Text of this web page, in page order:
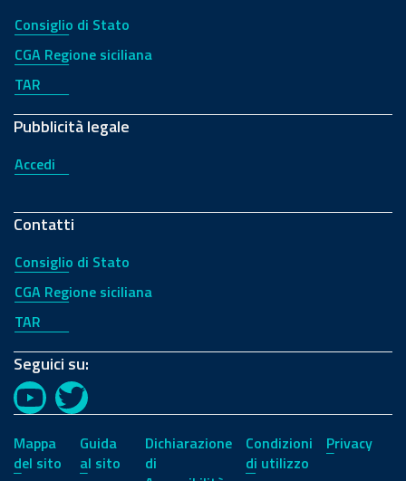
Consiglio di Stato
CGA Regione siciliana
TAR
Pubblicità legale
Accedi
Contatti
Consiglio di Stato
CGA Regione siciliana
TAR
Seguici su:
YouTubeTwitter
Mappa
del sito
Guida
al sito
Dichiarazione
di
Condizioni
di utilizzo
Privacy